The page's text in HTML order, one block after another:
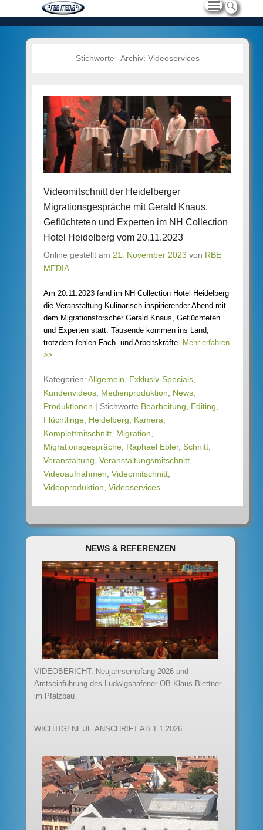
Stichworte--Archiv: Videoservices
Videomitschnitt der Heidelberger
Migrationsgespräche mit Gerald Knaus,
Geflüchteten und Experten im NH Collection
Hotel Heidelberg vom 20.11.2023
Online gestellt am 21. November 2023 von RBE
MEDIA
Am 20.11.2023 fand im NH Collection Hotel Heidelberg
die Veranstaltung Kulinarisch-inspirierender Abend mit
dem Migrationsforscher Gerald Knaus, Geflüchteten
und Experten statt. Tausende kommen ins Land,
trotzdem fehlen Fach- und Arbeitskräfte. Mehr erfahren
>>
Kategorien: Allgemein Exklusiv-Specials
Kundenvideos Medienproduktion News
Produktionen | Stichworte Bearbeitung Editing
Flüchtlinge Heidelberg Kamera
Komplettmitschnitt Migration
Migrationsgespräche Raphael Ebler, Schnitt
Veranstaltung Veranstaltungsmitschnitt
Videoaufnahmen Videomitschnitt
Videoproduktion Videoservices
NEWS & REFERENZEN
VIDEOBERICHT: Neujahrsempfang 2026 und
Amtseinführung des Ludwigshafener OB Klaus Blettner
im Pfalzbau
WICHTIG! NEUE ANSCHRIFT AB 1.1.2026